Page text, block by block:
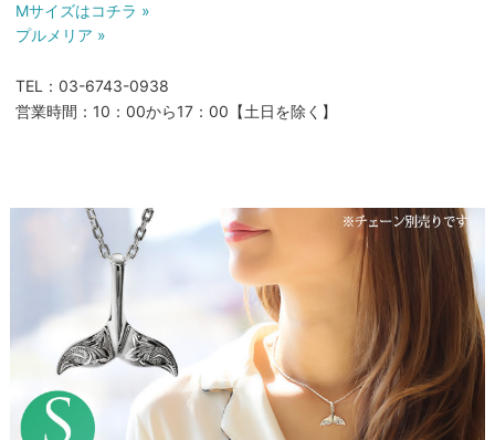
Mサイズはコチラ »
プルメリア »
TEL：03-6743-0938
営業時間：10：00から17：00【土日を除く】